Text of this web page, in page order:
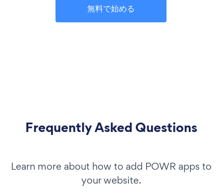
無料で始める
Frequently Asked Questions
Learn more about how to add POWR apps to
your website.